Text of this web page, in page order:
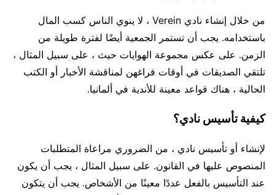
من خلال إنشاء نادي Verein ، لا ينوي الناس كسب المال
باستخدامه. يجب أن تستمر الجمعية أيضًا لفترة طويلة من
الزمن. على عكس مجموعة الهوايات حيث ، على سبيل المثال ،
تلتقي الصديقات في أوقات فراغهن لمناقشة الأخبار أو الكتب
الحالية ، هناك قواعد معينة للأندية في ألمانيا.
كيفية تأسيس نادي؟
لإنشاء أو تأسيس نادي ، من الضروري مراعاة المتطلبات
المنصوص عليها في القانون. على سبيل المثال ، يجب أن يكون
عند التأسيس بالفعل عددًا معينًا من الأشخاص. يجب أن يتكون